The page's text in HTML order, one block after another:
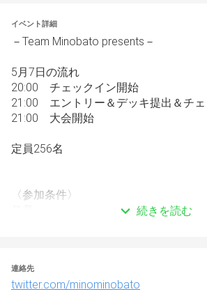
イベント詳細
－Team Minobato presents－
5月7日の流れ
20:00　チェックイン開始
21:00　エントリー＆デッキ提出＆チ
21:00　大会開始
定員256名
〈参加条件〉
レアリティの超次元呪文に付属するサ
ーは使用禁止です）
続きを読む
連絡先
twitter.com/minominobato